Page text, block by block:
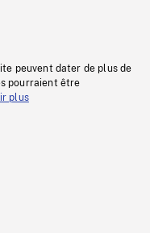
peuvent dater de plus de
pourraient être
plus